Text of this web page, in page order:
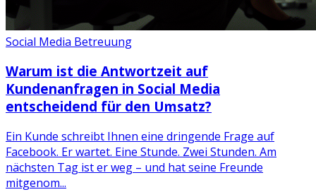
Social Media Betreuung
Warum ist die Antwortzeit auf
Kundenanfragen in Social Media
entscheidend für den Umsatz?
Ein Kunde schreibt Ihnen eine dringende Frage auf
Facebook. Er wartet. Eine Stunde. Zwei Stunden. Am
nächsten Tag ist er weg – und hat seine Freunde
mitgenom...